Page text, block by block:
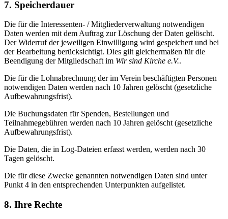
7. Speicherdauer
Die für die Interessenten- / Mitgliederverwaltung notwendigen
Daten werden mit dem Auftrag zur Löschung der Daten gelöscht.
Der Widerruf der jeweiligen Einwilligung wird gespeichert und bei
der Bearbeitung berücksichtigt. Dies gilt gleichermaßen für die
Beendigung der Mitgliedschaft im Wir sind Kirche e.V..
Die für die Lohnabrechnung der im Verein beschäftigten Personen
notwendigen Daten werden nach 10 Jahren gelöscht (gesetzliche
Aufbewahrungsfrist).
Die Buchungsdaten für Spenden, Bestellungen und
Teilnahmegebühren werden nach 10 Jahren gelöscht (gesetzliche
Aufbewahrungsfrist).
Die Daten, die in Log-Dateien erfasst werden, werden nach 30
Tagen gelöscht.
Die für diese Zwecke genannten notwendigen Daten sind unter
Punkt 4 in den entsprechenden Unterpunkten aufgelistet.
8. Ihre Rechte